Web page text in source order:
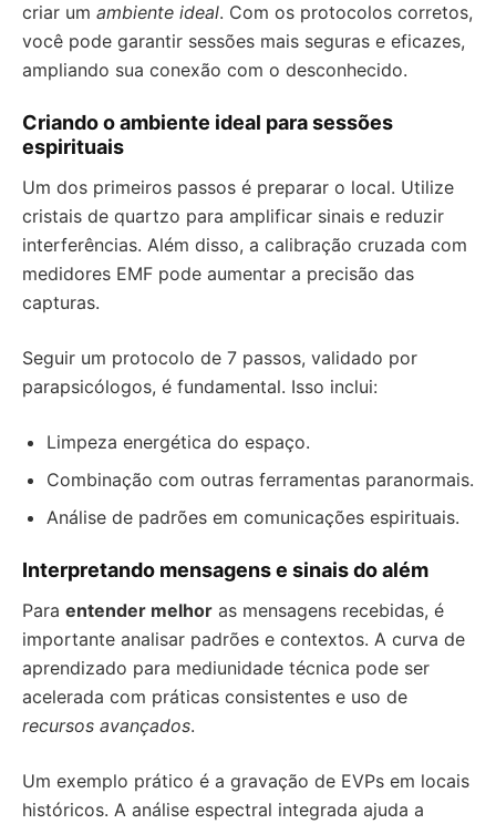
criar um ambiente ideal. Com os protocolos corretos,
você pode garantir sessões mais seguras e eficazes,
ampliando sua conexão com o desconhecido.
Criando o ambiente ideal para sessões
espirituais
Um dos primeiros passos é preparar o local. Utilize
cristais de quartzo para amplificar sinais e reduzir
interferências. Além disso, a calibração cruzada com
medidores EMF pode aumentar a precisão das
capturas.
Seguir um protocolo de 7 passos, validado por
parapsicólogos, é fundamental. Isso inclui:
Limpeza energética do espaço.
Combinação com outras ferramentas paranormais.
Análise de padrões em comunicações espirituais.
Interpretando mensagens e sinais do além
Para entender melhor as mensagens recebidas, é
importante analisar padrões e contextos. A curva de
aprendizado para mediunidade técnica pode ser
acelerada com práticas consistentes e uso de
recursos avançados.
Um exemplo prático é a gravação de EVPs em locais
históricos. A análise espectral integrada ajuda a